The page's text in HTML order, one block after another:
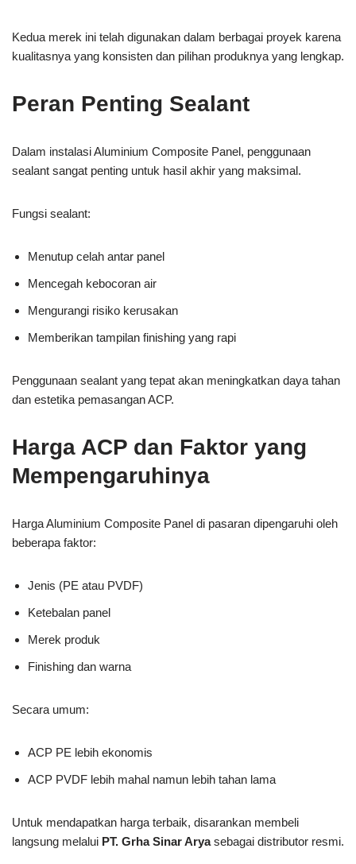
Kedua merek ini telah digunakan dalam berbagai proyek karena
kualitasnya yang konsisten dan pilihan produknya yang lengkap.
Peran Penting Sealant
Dalam instalasi Aluminium Composite Panel, penggunaan
sealant sangat penting untuk hasil akhir yang maksimal.
Fungsi sealant:
Menutup celah antar panel
Mencegah kebocoran air
Mengurangi risiko kerusakan
Memberikan tampilan finishing yang rapi
Penggunaan sealant yang tepat akan meningkatkan daya tahan
dan estetika pemasangan ACP.
Harga ACP dan Faktor yang
Mempengaruhinya
Harga Aluminium Composite Panel di pasaran dipengaruhi oleh
beberapa faktor:
Jenis (PE atau PVDF)
Ketebalan panel
Merek produk
Finishing dan warna
Secara umum:
ACP PE lebih ekonomis
ACP PVDF lebih mahal namun lebih tahan lama
Untuk mendapatkan harga terbaik, disarankan membeli
langsung melalui PT. Grha Sinar Aryasebagai distributor resmi.